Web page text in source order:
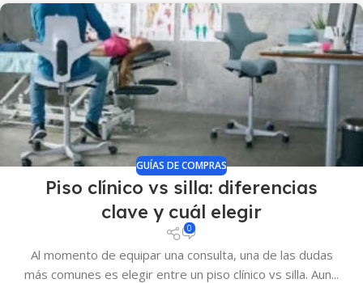
GUÍAS DE COMPRAS
Piso clínico vs silla: diferencias
clave y cuál elegir
0
Al momento de equipar una consulta, una de las dudas
más comunes es elegir entre un piso clínico vs silla. Aun...